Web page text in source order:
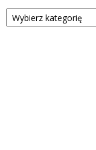
Kategorie